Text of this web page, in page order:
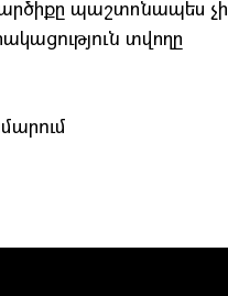
պաշտոնապես չի
տվողը